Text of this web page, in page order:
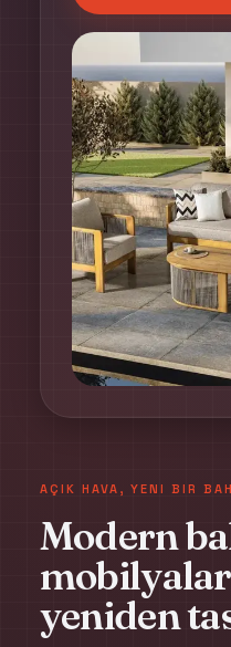
AÇIK HAVA, YENI BIR
Modern
yeniden